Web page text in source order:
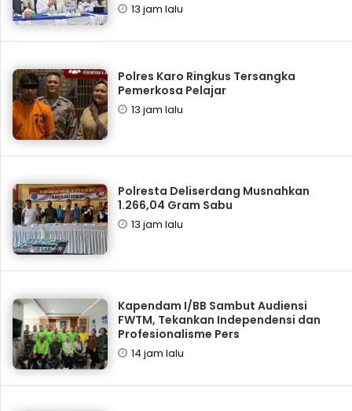
13 jam lalu
Polres Karo Ringkus Tersangka
Pemerkosa Pelajar
13 jam lalu
Polresta Deliserdang Musnahkan
1.266,04 Gram Sabu
13 jam lalu
Kapendam I/BB Sambut Audiensi
FWTM, Tekankan Independensi dan
Profesionalisme Pers
14 jam lalu